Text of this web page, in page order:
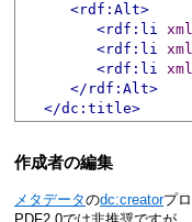
<rdf:Alt>
<rdf:li
<rdf:li
<rdf:li
</rdf:Alt>
</dc:title>
作成者の編集
メタデータのdc:creatorプ